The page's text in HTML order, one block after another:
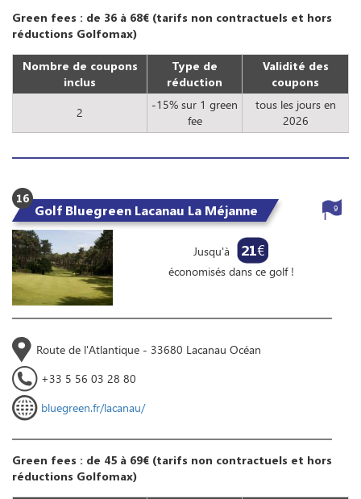
Green fees : de 36 à 68€ (tarifs non contractuels et hors
réductions Golfomax)
Nombre de coupons
inclus
Type de
réduction
Validité des
coupons
2
-15% sur 1 green
fee
tous les jours en
2026
16
Golf Bluegreen Lacanau La Méjanne
Jusqu'à 21€
économisés dans ce golf !
9
Route de l'Atlantique - 33680 Lacanau Océan
+33 5 56 03 28 80
bluegreen.fr/lacanau/
Green fees : de 45 à 69€ (tarifs non contractuels et hors
réductions Golfomax)